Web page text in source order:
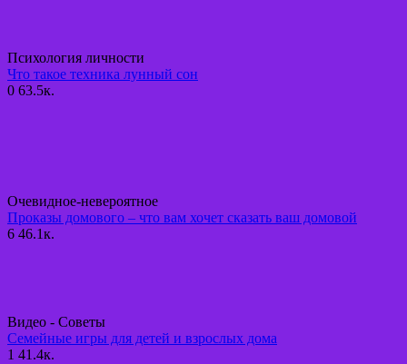
Психология личности
Что такое техника лунный сон
0 63.5к.
Очевидное-невероятное
Проказы домового – что вам хочет сказать ваш домовой
6 46.1к.
Видео - Советы
Семейные игры для детей и взрослых дома
1 41.4к.